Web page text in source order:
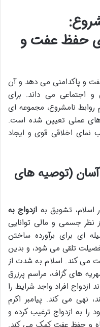
حفظ عفت و
و پاکدامنی می دهد و آن
اجتماعی می داند. برای
روابط نامشروع، مجموعه ای
عملی تعیین شده است.
اخلاقی قوی و ایجاد
(توصیه های
اسلام، تشویق به ازدواج به
جسمی و مالی توانایی
ای برای برآورده ساختن
تلقی می شود، و بدین
می کند. اسلام به شدت از
های گزاف، مراسم پرزرق
ازدواج افراد واجد شرایط را
نهی می کند. پیامبر اکرم
را به ازدواج ترغیب کرده و